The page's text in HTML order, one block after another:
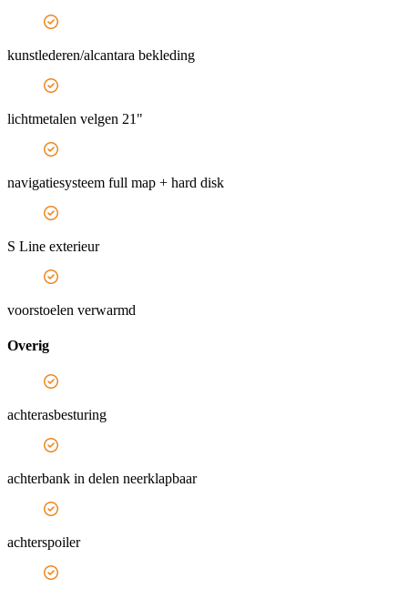
kunstlederen/alcantara bekleding
lichtmetalen velgen 21"
navigatiesysteem full map + hard disk
S Line exterieur
voorstoelen verwarmd
Overig
achterasbesturing
achterbank in delen neerklapbaar
achterspoiler